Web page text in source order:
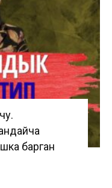
барган